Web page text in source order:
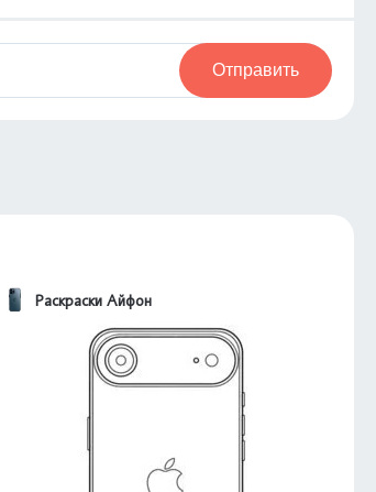
Отправить
Раскраски Айфон